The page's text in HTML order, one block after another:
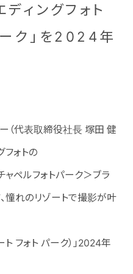
ィングフォト
ーク」を2024年
（代表取締役社長 塚田 健
フォトの
ャペルフォトパーク＞ブラ
憧れのリゾートで撮影が叶
フォト パーク）」2024年